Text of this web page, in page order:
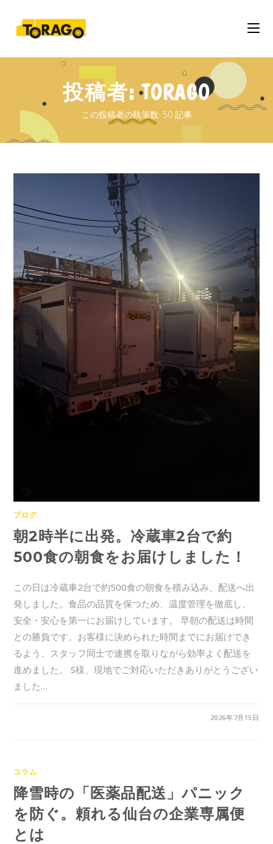
投稿者:TORAGO
この投稿者の執筆数: 50 記事
ブログ
朝2時半に出発。冷蔵車2台で約
500食の朝食をお届けしました！
この日は冷蔵車2台で約500食の朝食を積み込み、配送へ出
発しました。食品の品質を保つため、温度管理を徹底し、
安全・安心を第一にお届けしています。 早朝の配送は時間
との勝負です。お客様に決められた時間までにお届けでき
るよう、スタッフ同士で連携を取りながら効率よく配送を
進めました。 S様、現地でご対応いただきありがとうござい
ました…
2026年7月15日
コラム
降雪時の「医薬品配送」パニック
を防ぐ。頼れる仙台の企業専属便
とは